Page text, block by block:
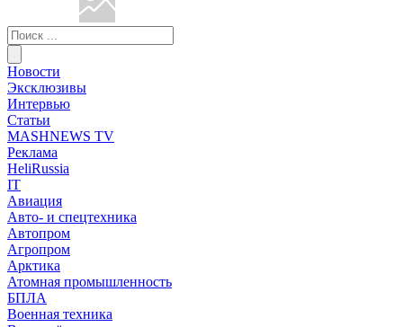
Новости
Эксклюзивы
Интервью
Статьи
MASHNEWS TV
Реклама
HeliRussia
IT
Авиация
Авто- и спецтехника
Автопром
Агропром
Арктика
Атомная промышленность
БПЛА
Военная техника